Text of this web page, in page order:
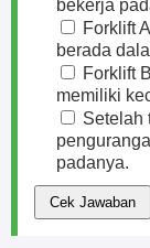
bekerja
Forklift
berada
Forklift
memiliki
Setelah
padanya.
Cek Jawaban